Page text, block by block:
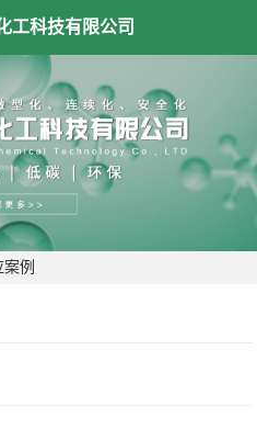
工科技有限公司
例